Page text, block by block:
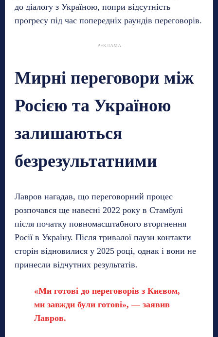
до діалогу з Україною, попри відсутність
прогресу під час попередніх раундів переговорів.
РЕКЛАМА
Мирні переговори між
Росією та Україною
залишаються
безрезультатними
Лавров нагадав, що переговорний процес
розпочався ще навесні 2022 року в Стамбулі
після початку повномасштабного вторгнення
Росії в Україну. Після тривалої паузи контакти
сторін відновилися у 2025 році, однак і вони не
принесли відчутних результатів.
«Ми готові до переговорів з Києвом,
ми завжди були готові», — заявив
Лавров.